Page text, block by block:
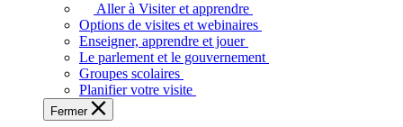
voir,
apprendre
et
à
Aller à Visiter et apprendre
Options de visites et webinaires
Enseigner, apprendre et jouer
Le parlement et le gouvernement
Groupes scolaires
Planifier votre visite
Fermer